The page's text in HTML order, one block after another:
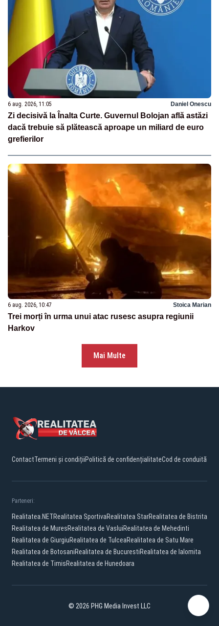
6 aug. 2026, 11:05 Daniel Onescu
Zi decisivă la Înalta Curte. Guvernul Bolojan află astăzi
dacă trebuie să plătească aproape un miliard de euro
grefierilor
6 aug. 2026, 10:47 Stoica Marian
Trei morți în urma unui atac rusesc asupra regiunii
Harkov
Mai Multe
ContactTermeni și condițiiPolitică de confidențialitateCod de conduită
Parteneri:
Realitatea.NETRealitatea SportivaRealitatea StarRealitatea de Bistrita
Realitatea de MuresRealitatea de VasluiRealitatea de Mehedinti
Realitatea de GiurgiuRealitatea de TulceaRealitatea de Satu Mare
Realitatea de BotosaniRealitatea de BucurestiRealitatea de Ialomita
Realitatea de TimisRealitatea de Hunedoara
© 2026 PHG Media Invest LLC